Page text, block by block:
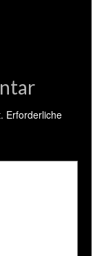
Erforderliche